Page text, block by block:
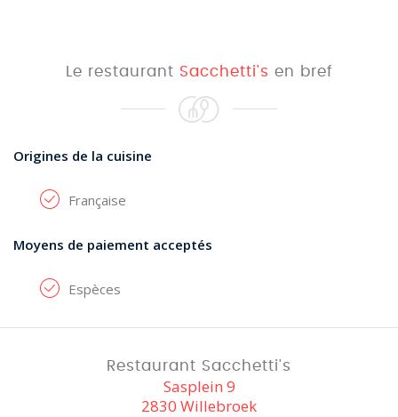
Le restaurant Sacchetti's en bref
Origines de la cuisine
Française
Moyens de paiement acceptés
Espèces
Restaurant Sacchetti's
Sasplein 9
2830 Willebroek